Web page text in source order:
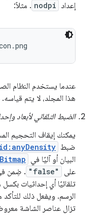
إعداد nodpi . مثلاً:
عندما يستخدم النظام
هذا المجلد، لا يتم قياسه.
الضبط التلقائي لأبعاد
يمكنك إيقاف التحجيم
ضبط
البيان أو آليًا في Bitmap
على "false" . ضِمن
تلقائيًا أي إحداثيات
الرسم. ويفعل ذلك
تزال عناصر الشاشة